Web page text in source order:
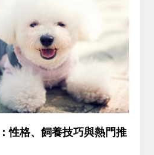
性格、飼養技巧與熱門推